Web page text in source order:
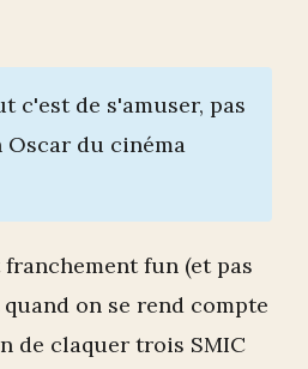
c'est de s'amuser, pas
du cinéma
fun (et pas
quand on se rend compte
de claquer trois SMIC